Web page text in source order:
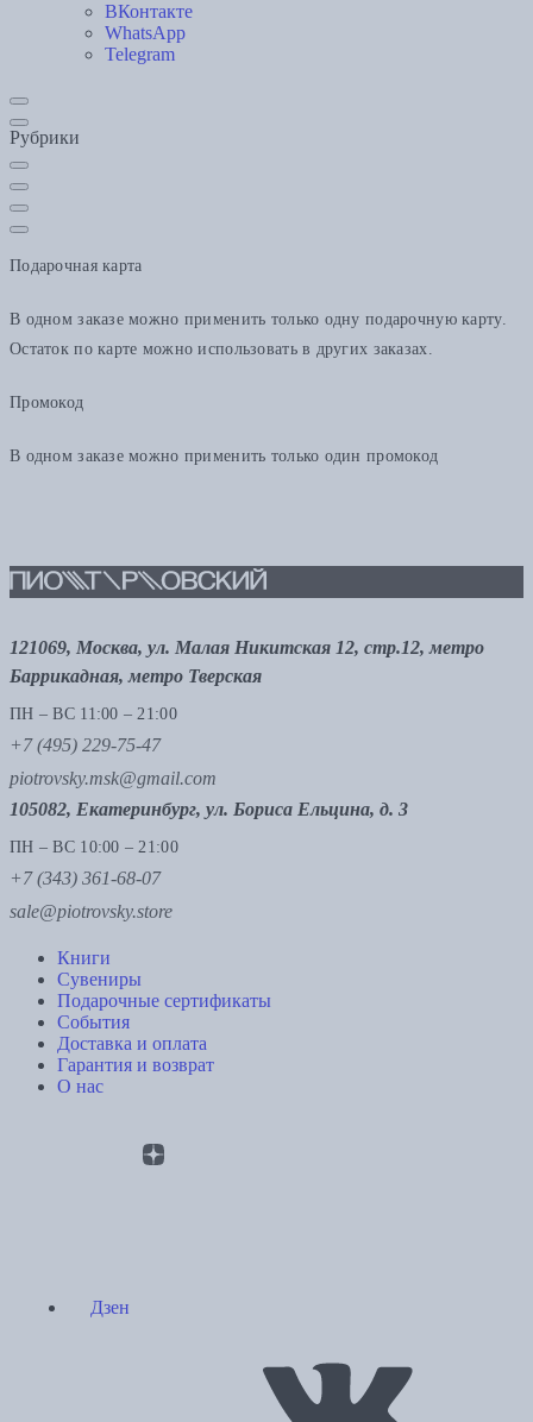
ВКонтакте
WhatsApp
Telegram
Рубрики
Подарочная карта
В одном заказе можно применить только одну подарочную карту.
Остаток по карте можно использовать в других заказах.
Промокод
В одном заказе можно применить только один промокод
121069, Москва, ул. Малая Никитская 12, стр.12, метро
Баррикадная, метро Тверская
ПН – ВС 11:00 – 21:00
+7 (495) 229-75-47
piotrovsky.msk@gmail.com
105082, Екатеринбург, ул. Бориса Ельцина, д. 3
ПН – ВС 10:00 – 21:00
+7 (343) 361-68-07
sale@piotrovsky.store
Книги
Сувениры
Подарочные сертификаты
События
Доставка и оплата
Гарантия и возврат
О нас
Дзен